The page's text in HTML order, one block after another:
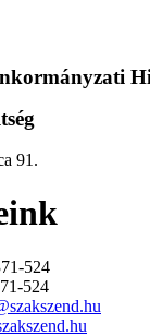
91.
524
524